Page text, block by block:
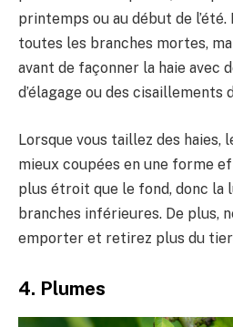
printemps ou au début de
toutes les branches mortes,
avant de façonner la haie avec
d’élagage ou des cisaillements
Lorsque vous taillez des haies,
mieux coupées en une forme
plus étroit que le fond, donc la
branches inférieures. De plus,
emporter et retirez plus du
4. Plumes